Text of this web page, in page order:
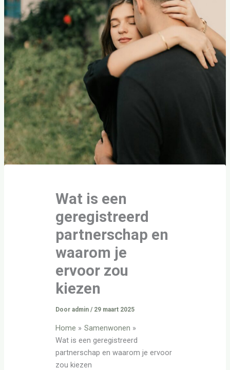
Wat is een
geregistreerd
partnerschap en
waarom je
ervoor zou
kiezen
Door admin / 29 maart 2025
Home
Samenwonen
Wat is een geregistreerd
partnerschap en waarom je ervoor
zou kiezen